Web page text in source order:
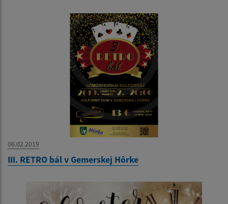
06.02.2019
III. RETRO bál v Gemerskej Hôrke